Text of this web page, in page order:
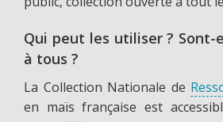
Qui peut les utiliser ? Sont-
à tous ?
La Collection Nationale de
en maïs française est